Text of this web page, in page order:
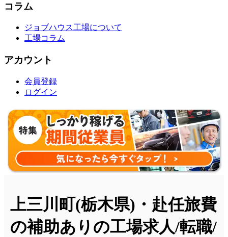
コラム
ジョブハウス工場について
工場コラム
アカウント
会員登録
ログイン
上三川町(栃木県)・赴任旅費
の補助ありの工場求人/転職/